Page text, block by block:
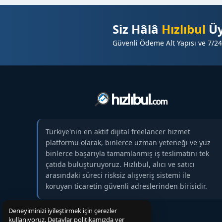
☑️ Kampanya, PR ve marka tanıtımı yapmak
SEO uyumlu tanıtım yazısı
✔️ Görsel / medya desteği
Bu Yayın Size Ne Sağlar?
☝️ Markanızın Bursa ve İnegöl bölgesinde
☑️ Güçlü bir yerel haber platformunda prestijli
☑️ Ürün ve hizmetlerinizin hedef kitleye hızlı
☑️Dofollow backlink ile domain otoriteniz
☑️ Trafik, bilinirlik ve etkileşim oranlarında artış
⭐Yayın Süreci
⏳ İçeriğinizkısa sürede yayına alınır
✔️ Yayın süresi boyunca SEO etkisi devam eder
Siz Hâlâ Hızlıbul
Güvenli Ödeme Alt Yapısı ve 7/
Türkiye'nin en aktif dijital freelancer hizmet
platformu olarak, binlerce uzman yeteneği ve yüz
binlerce başarıyla tamamlanmış iş teslimatını tek
çatıda buluşturuyoruz. Hızlıbul, alıcı ve satıcı
arasındaki süreci risksiz alışveriş sistemi ile
koruyan ticaretin güvenli adreslerinden birisidir.
Deneyiminizi iyileştirmek için çerezler
kullanıyoruz. Detaylar politikamızda yer